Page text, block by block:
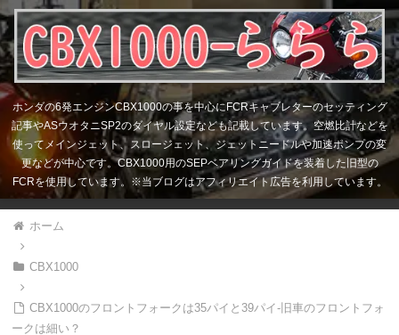
ホンダの6発エンジンCBX1000の事を中心にFCRキャブレターのセッティング
記事やASウオタニSP2のダイヤル設定なども記載しています。空燃比計などを
使ってメインジェット、スロージェット、ジェットニードルや加速ポンプの変
更などが中心です。CBX1000用のSEPベアリングガイドを装着した旧型の
FCRを使用しています。※当ブログはアフィリエイト広告を利用しています。
ホーム
CBX1000
CBX1000のフロントフォークは35パイと39パイ-旧車のフロントフォ
ークは細い？